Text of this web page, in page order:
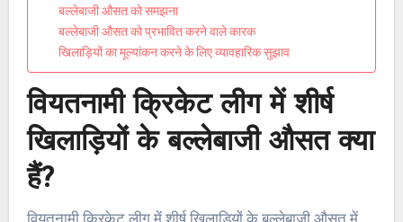
बल्लेबाजी औसत को समझना
बल्लेबाजी औसत को प्रभावित करने वाले कारक
खिलाड़ियों का मूल्यांकन करने के लिए व्यावहारिक सुझाव
वियतनामी क्रिकेट लीग में शीर्ष
खिलाड़ियों के बल्लेबाजी औसत क्या
हैं?
वियतनामी क्रिकेट लीग में शीर्ष खिलाड़ियों के बल्लेबाजी औसत में